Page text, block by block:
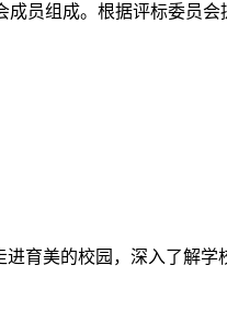
员组成。根据评标委员
育美的校园，深入了解